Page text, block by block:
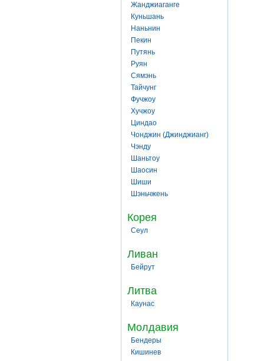
Жанджиаганге
Куньшань
Наньнин
Пекин
Путянь
Руян
Сямэнь
Тайчунг
Фучжоу
Хучжоу
Циндао
Чонджин (Джинджианг)
Чэнду
Шаньтоу
Шаосин
Шиши
Шэньчжень
Корея
Сеул
Ливан
Бейрут
Литва
Каунас
Молдавия
Бендеры
Кишинев